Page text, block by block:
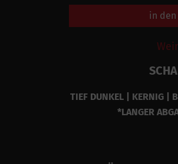
in den
TIEF DUNKEL | KERNIG |
*LANGER